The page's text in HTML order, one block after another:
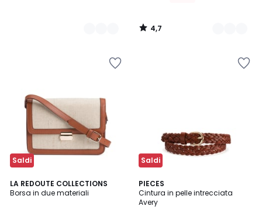
4,7
/
Saldi
LA REDOUTE COLLECTIONS
Borsa in due materiali
4,7
/ 5
Saldi
PIECES
Cintura in pelle intrecciata
Avery
4,6
/ 5
2
Colori